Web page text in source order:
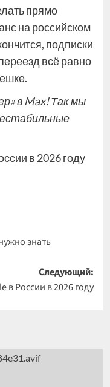
прямо
на российском
подписки
всё равно
в Max!Так мы
в 2026 году
знать
Следующий:
в России в 2026 году